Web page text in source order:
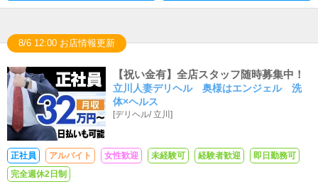
8/6 12:00 お店情報更新
【祝い金有】全店スタッフ随時募集中！
立川人妻デリヘル 奥様はエンジェル 洗
体×ヘルス
[デリヘル/ 立川]
正社員 アルバイト 女性歓迎 未経験可 経験者歓迎
即日勤務可
完全週休2日制